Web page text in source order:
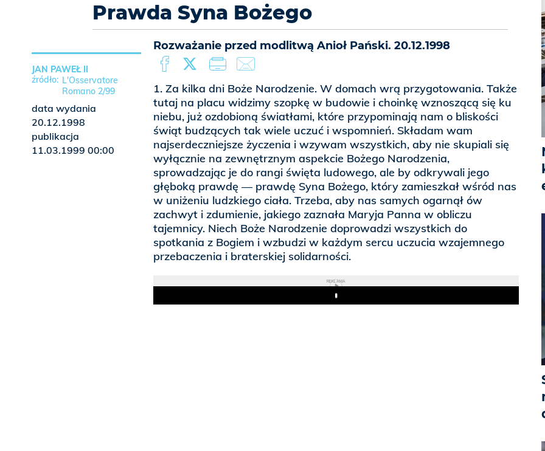
Prawda Syna Bożego
Rozważanie przed modlitwą Anioł Pański. 20.12.1998
1. Za kilka dni Boże Narodzenie. W domach wrą przygotowania. Także
tutaj na placu widzimy szopkę w budowie i choinkę wznoszącą się ku
niebu, już ozdobioną światłami, które przypominają nam o bliskości
świąt budzących tak wiele uczuć i wspomnień. Składam wam
najserdeczniejsze życzenia i wzywam wszystkich, aby nie skupiali się
wyłącznie na zewnętrznym aspekcie Bożego Narodzenia,
sprowadzając je do rangi święta ludowego, ale by odkrywali jego
głęboką prawdę — prawdę Syna Bożego, który zamieszkał wśród nas
w uniżeniu ludzkiego ciała. Trzeba, aby nas samych ogarnął ów
zachwyt i zdumienie, jakiego zaznała Maryja Panna w obliczu
tajemnicy. Niech Boże Narodzenie doprowadzi wszystkich do
spotkania z Bogiem i wzbudzi w każdym sercu uczucia wzajemnego
przebaczenia i braterskiej solidarności.
REKLAMA
Play
JAN PAWEŁ II
L'Osservatore
Romano 2/99
data wydania
20.12.1998
publikacja
11.03.1999 00:00